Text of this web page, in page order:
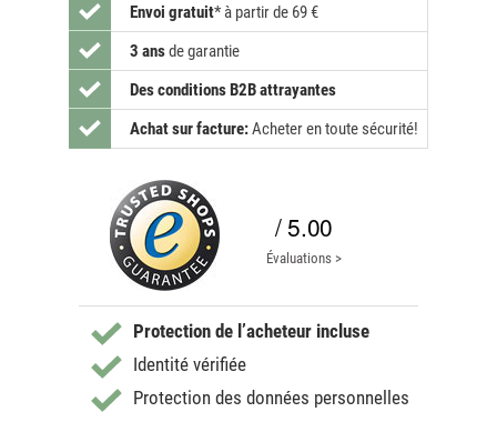
Envoi gratuit* à partir de 69 €
3 ansde garantie
Des conditions B2B attrayantes
Achat sur facture:Acheter en toute sécurité!
/ 5.00
Évaluations >
Protection de l’acheteur incluse
Identité vérifiée
Protection des données personnelles